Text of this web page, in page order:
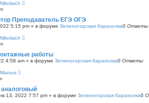
Nikolaich
Преподаватель ЕГЭ ОГЭ
5:15 pm » в форуме Зеленогорская барахолка0 Ответы
Nikolaich
работы
4:58 am » в форуме Зеленогорская барахолка0 Ответы
Marsus
13, 2022 7:57 pm » в форуме Зеленогорская барахолка0